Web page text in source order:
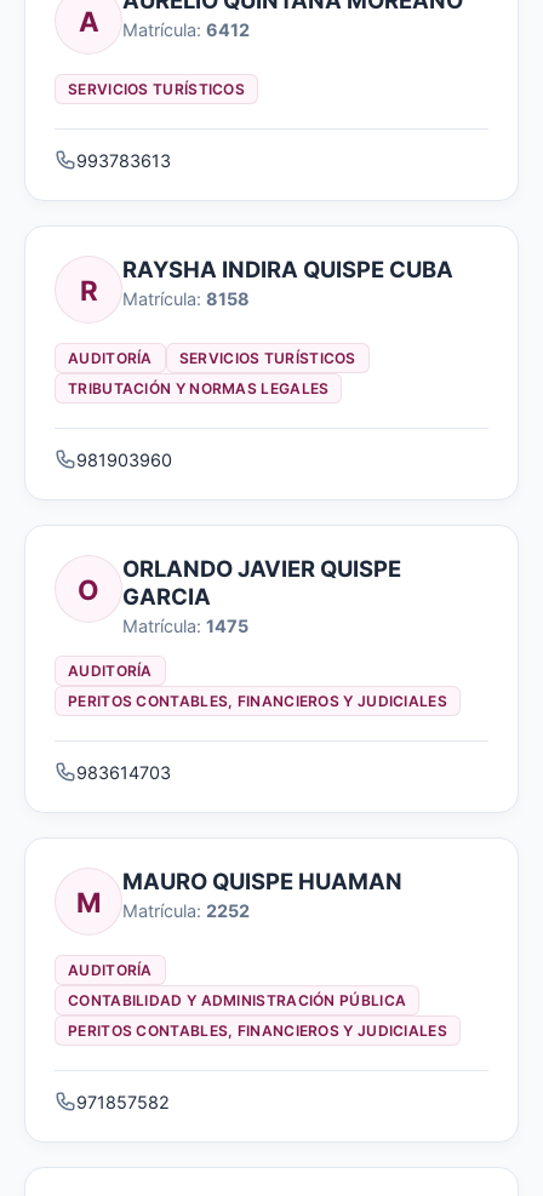
A Matrícula: 6412
SERVICIOS TURÍSTICOS
993783613
R
RAYSHA INDIRA QUISPE CUBA
Matrícula: 8158
AUDITORÍA
SERVICIOS TURÍSTICOS
TRIBUTACIÓN Y NORMAS LEGALES
981903960
O
ORLANDO JAVIER QUISPE
GARCIA
Matrícula: 1475
AUDITORÍA
PERITOS CONTABLES, FINANCIEROS Y JUDICIALES
983614703
M
MAURO QUISPE HUAMAN
Matrícula: 2252
AUDITORÍA
CONTABILIDAD Y ADMINISTRACIÓN PÚBLICA
PERITOS CONTABLES, FINANCIEROS Y JUDICIALES
971857582